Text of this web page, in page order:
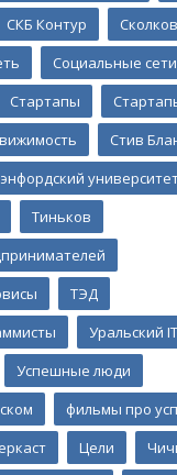
СКБ Контур
Социальные сети
Стартапы
Стив
Тиньков
ТЭД
Уральский
Успешные люди
фильмы про
Цели